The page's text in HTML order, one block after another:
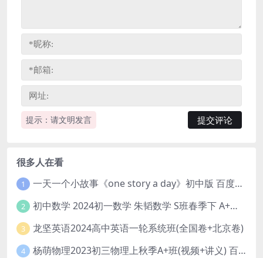
提示：请文明发言
很多人在看
1 一天一个小故事《one story a day》初中版 百度网盘分享下载
2 初中数学 2024初一数学 朱韬数学 S班春季下 A+班春季下 百度云网盘
3 龙坚英语2024高中英语一轮系统班(全国卷+北京卷)
4 杨萌物理2023初三物理上秋季A+班(视频+讲义) 百度网盘分享